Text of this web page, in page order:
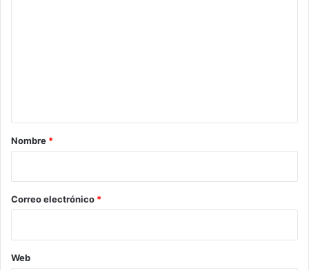
r
*
Nombre *
Correo electrónico *
Web